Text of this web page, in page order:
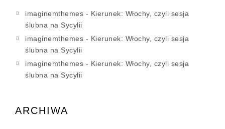
imaginemthemes - Kierunek: Włochy, czyli sesja
ślubna na Sycylii
imaginemthemes - Kierunek: Włochy, czyli sesja
ślubna na Sycylii
imaginemthemes - Kierunek: Włochy, czyli sesja
ślubna na Sycylii
ARCHIWA